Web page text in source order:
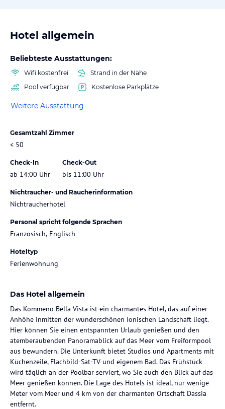
Hotel allgemein
Beliebteste Ausstattungen:
Wifi kostenfrei
Strand in der Nähe
Pool verfügbar
Kostenlose Parkplätze
Weitere Ausstattung
Gesamtzahl Zimmer
< 50
Check-In
ab 14:00 Uhr
Check-Out
bis 11:00 Uhr
Nichtraucher- und Raucherinformation
Nichtraucherhotel
Personal spricht folgende Sprachen
Französisch, Englisch
Hoteltyp
Ferienwohnung
Das Hotel allgemein
Das Kommeno Bella Vista ist ein charmantes Hotel, das auf einer
Anhöhe inmitten der wunderschönen ionischen Landschaft liegt.
Hier können Sie einen entspannten Urlaub genießen und den
atemberaubenden Panoramablick auf das Meer vom Freiformpool
aus bewundern. Die Unterkunft bietet Studios und Apartments mit
Küchenzeile, Flachbild-Sat-TV und eigenem Bad. Das Frühstück
wird täglich an der Poolbar serviert, wo Sie auch den Blick auf das
Meer genießen können. Die Lage des Hotels ist ideal, nur wenige
Meter vom Meer und 4 km von der charmanten Ortschaft Dassia
entfernt.